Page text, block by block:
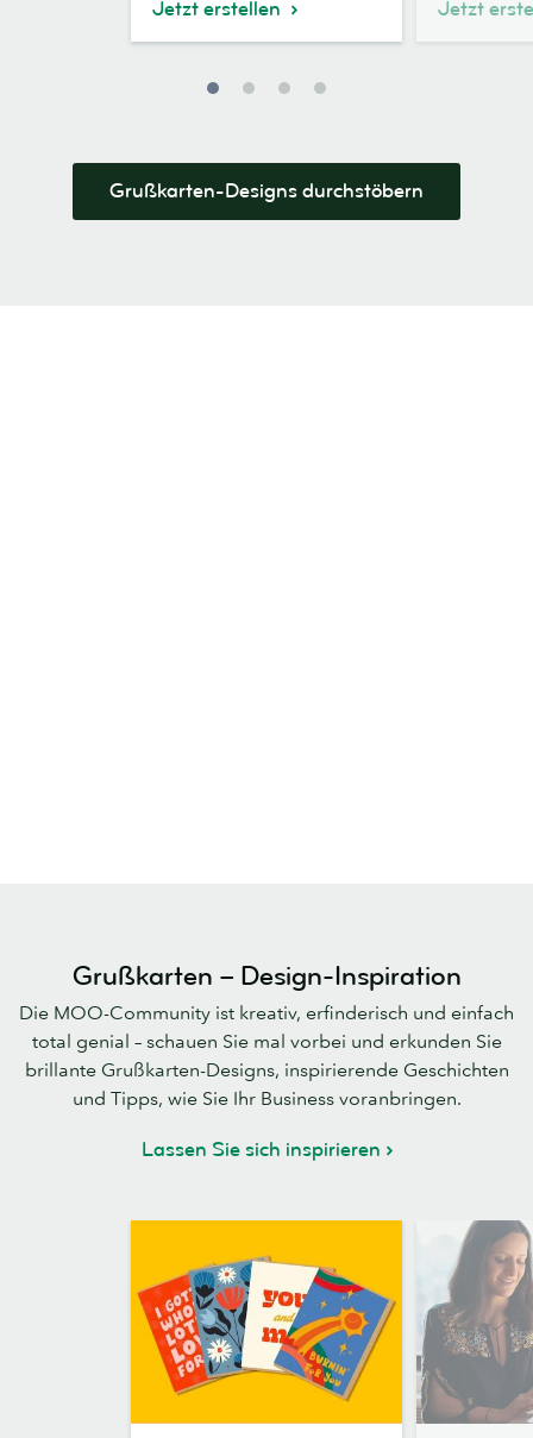
Jetzt erstellen Jetzt
Grußkarten-Designs durchstöbern
Grußkarten – Design-Inspiration
Die MOO-Community ist kreativ, erfinderisch und einfach
total genial – schauen Sie mal vorbei und erkunden Sie
brillante Grußkarten-Designs, inspirierende Geschichten
und Tipps, wie Sie Ihr Business voranbringen.
Lassen Sie sich inspirieren